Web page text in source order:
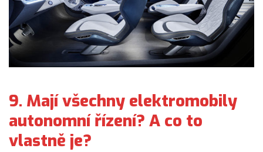
9. Mají všechny elektromobily
autonomní řízení? A co to
vlastně je?